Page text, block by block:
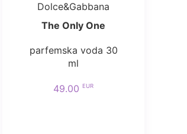
Dolce&Gabbana
The Only One
parfemska voda 30
ml
49.00 EUR